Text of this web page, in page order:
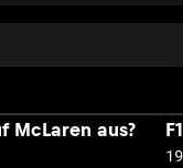
McLaren aus?